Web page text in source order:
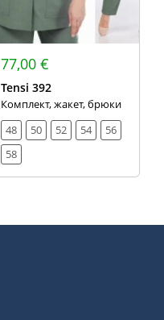
77,00 €
Tensi 392
Комплект, жакет, брюки
48
50 52 54
56
58